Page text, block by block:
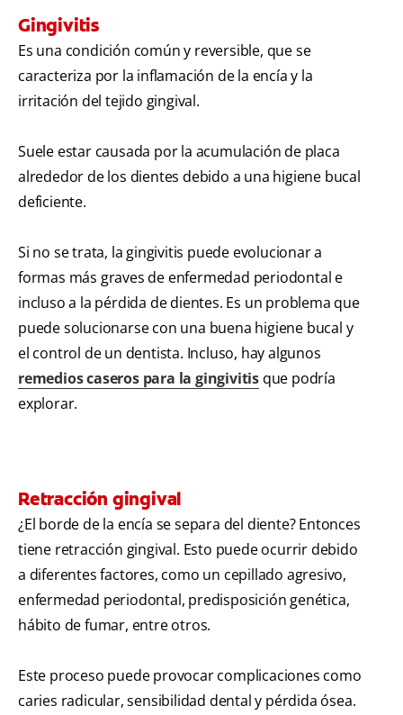
Gingivitis
Es una condición común y reversible, que se
caracteriza por la inflamación de la encía y la
irritación del tejido gingival.
Suele estar causada por la acumulación de placa
alrededor de los dientes debido a una higiene bucal
deficiente.
Si no se trata, la gingivitis puede evolucionar a
formas más graves de enfermedad periodontal e
incluso a la pérdida de dientes. Es un problema que
puede solucionarse con una buena higiene bucal y
el control de un dentista. Incluso, hay algunos
remedios caseros para la gingivitis que podría
explorar.
Retracción gingival
¿El borde de la encía se separa del diente? Entonces
tiene retracción gingival. Esto puede ocurrir debido
a diferentes factores, como un cepillado agresivo,
enfermedad periodontal, predisposición genética,
hábito de fumar, entre otros.
Este proceso puede provocar complicaciones como
caries radicular, sensibilidad dental y pérdida ósea.